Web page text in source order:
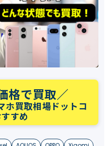
格で買取／
ホ買取相場ドットコ
すめ